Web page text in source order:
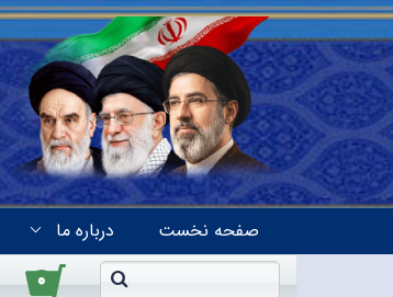
صفحه نخست درباره ما
۰